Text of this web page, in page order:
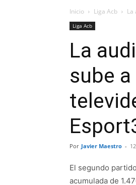
Inicio Liga Acb La
Liga Acb
La
sube
Por Javier Maestro -
El segundo
acumulada de